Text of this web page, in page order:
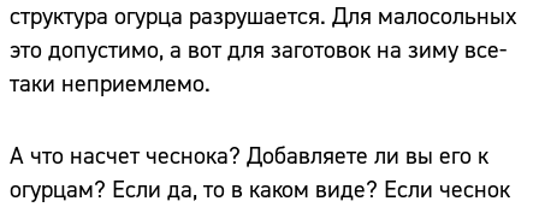
структура огурца разрушается. Для малосольных
это допустимо, а вот для заготовок на зиму все-
таки неприемлемо.
А что насчет чеснока? Добавляете ли вы его к
огурцам? Если да, то в каком виде? Если чеснок